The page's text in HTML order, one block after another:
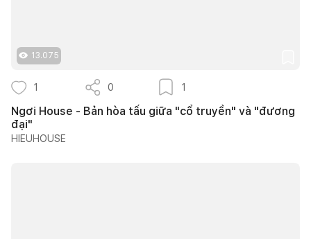
13.075
1 0 1
Ngơi House - Bản hòa tấu giữa "cổ truyền" và "đương
đại"
HIEUHOUSE